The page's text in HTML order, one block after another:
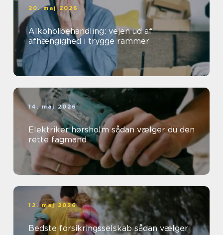
20. maj 2026
Alkoholbehandling: vejen ud af
afhængighed i trygge rammer
14. maj 2026
Elektriker hørsholm sådan vælger du den
rette fagmand
12. maj 2026
Bedste forsikringsselskab sådan vælger